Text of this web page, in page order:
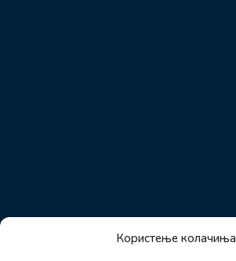
Користење колачиња